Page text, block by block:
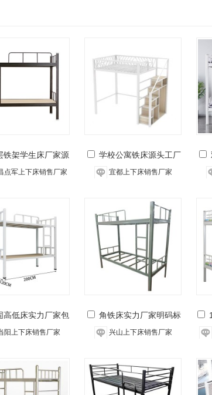
铁架学生床厂家源
头工厂
点军上下床销售厂家
学校公寓铁床源头工厂
支持定制
宜都上下床销售厂家
高低床实力厂家包
运输
阳上下床销售厂家
角铁床实力厂家明码标
价
兴山上下床销售厂家